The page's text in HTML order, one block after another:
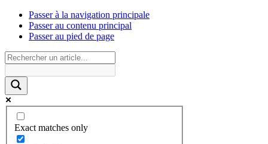
Passer à la navigation principale
Passer au contenu principal
Passer au pied de page
Exact matches only